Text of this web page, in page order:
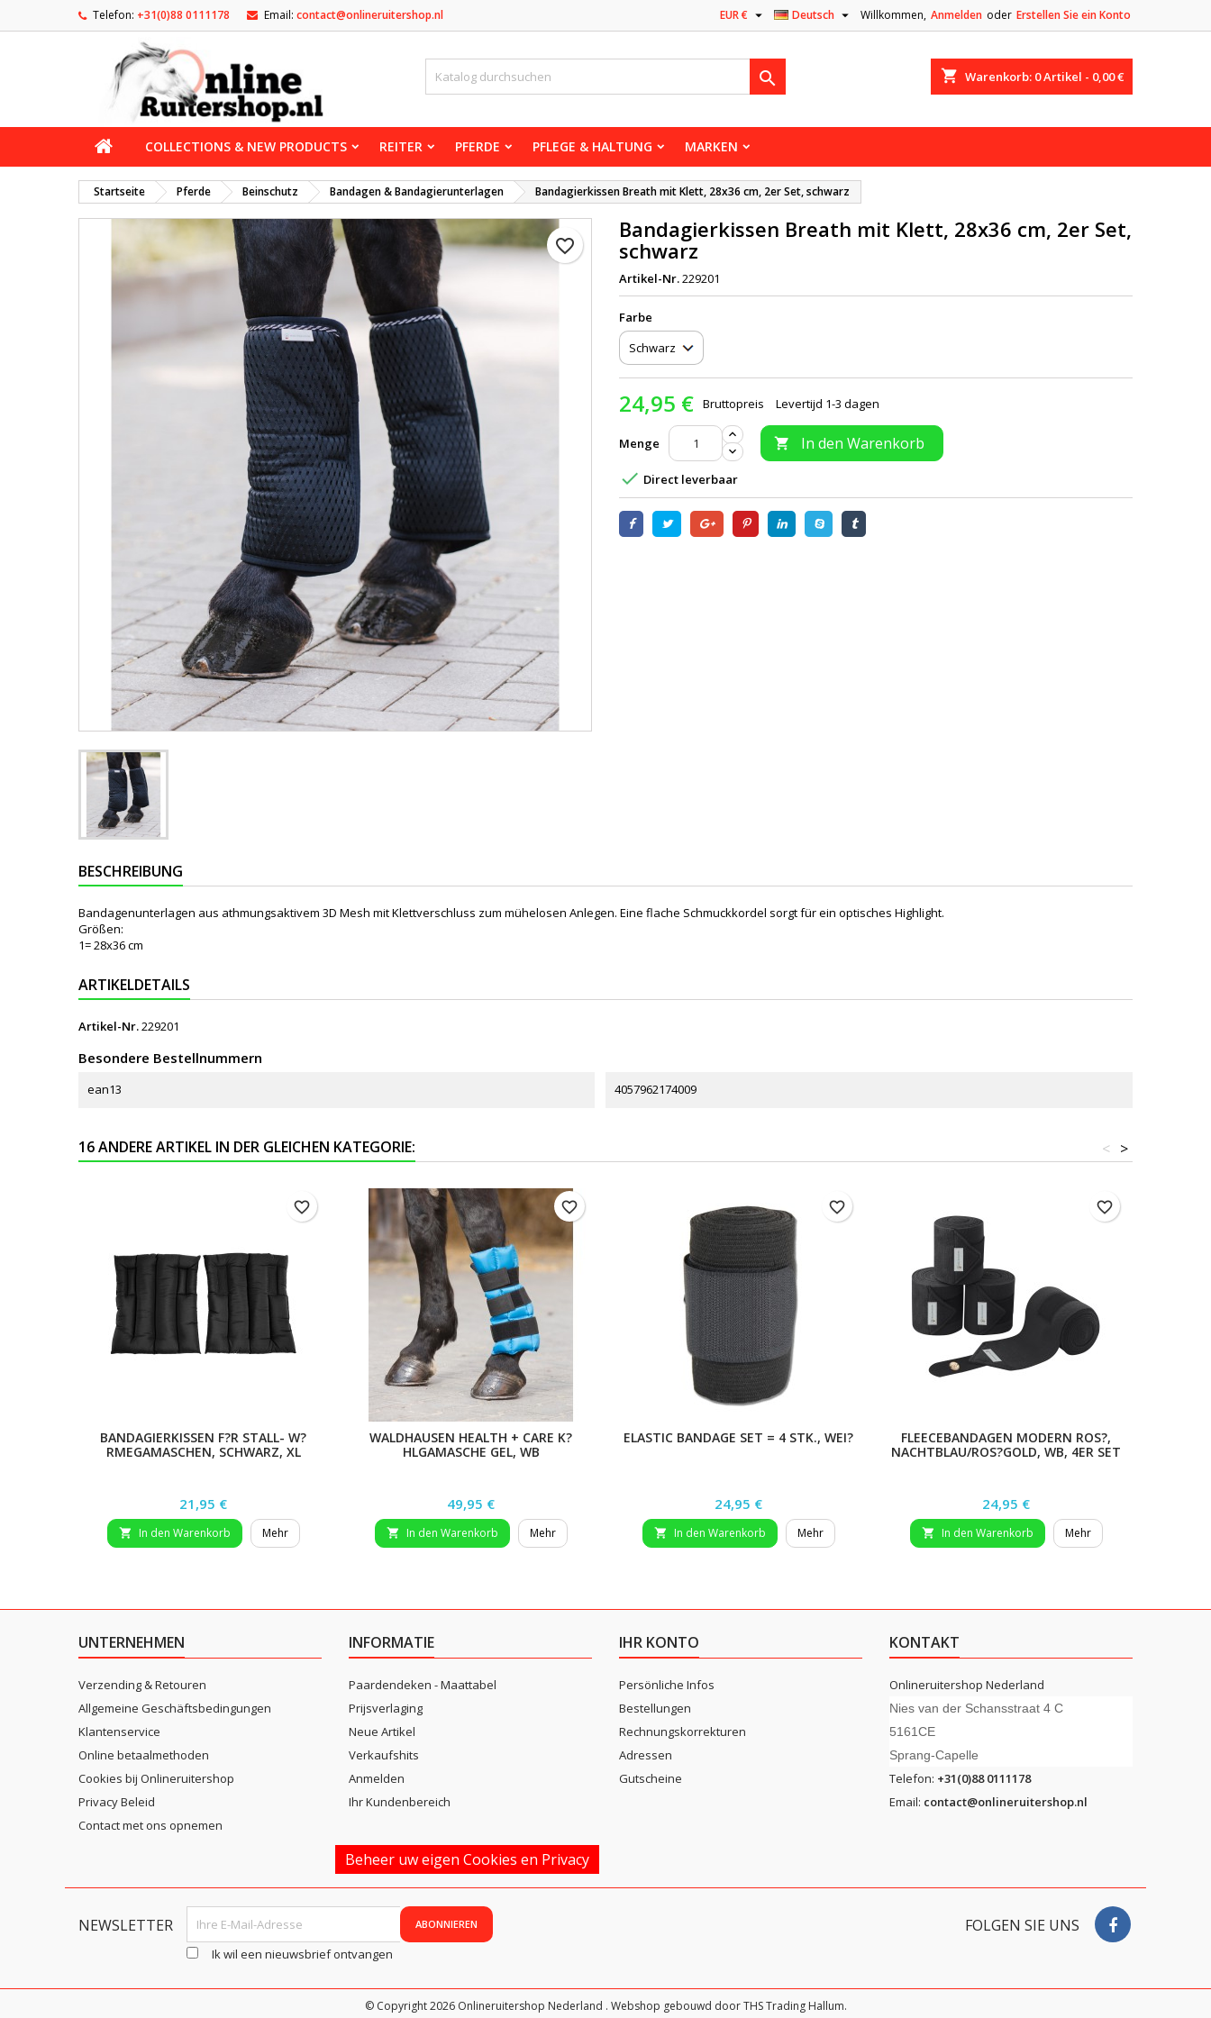
Telefon: +31(0)88 0111178 Email: contact@onlineruitershop.nl Willkommen, Anmelden oder Erstellen Sie ein Konto
Deutsch 
EUR € 
shopping_cart Warenkorb: 0Artikel - 0,00 €

COLLECTIONS & NEW PRODUCTS REITER PFERDE PFLEGE & HALTUNG MARKEN
Startseite Pferde Beinschutz Bandagen & Bandagierunterlagen Bandagierkissen Breath mit Klett, 28x36 cm, 2er Set, schwarz
favorite_border
Bandagierkissen Breath mit Klett, 28x36 cm, 2er Set,
schwarz
Artikel-Nr.229201
Farbe
24,95 € Bruttopreis Levertijd 1-3 dagen
Menge  In den Warenkorb
 Direct leverbaar
BESCHREIBUNG
Bandagenunterlagen aus athmungsaktivem 3D Mesh mit Klettverschluss zum mühelosen Anlegen. Eine flache Schmuckkordel sorgt für ein optisches Highlight.
Größen:
1= 28x36 cm
ARTIKELDETAILS
Artikel-Nr.229201
Besondere Bestellnummern
ean13 4057962174009
16 ANDERE ARTIKEL IN DER GLEICHEN KATEGORIE: >
<
BANDAGIERKISSEN F?R STALL- W?
RMEGAMASCHEN, SCHWARZ, XL
Preis
21,95 €
 In den Warenkorb Mehr
favorite_border
WALDHAUSEN HEALTH + CARE K?
HLGAMASCHE GEL, WB
Preis
49,95 €
 In den Warenkorb Mehr
favorite_border
ELASTIC BANDAGE SET = 4 STK., WEI?
Preis
24,95 €
 In den Warenkorb Mehr
favorite_border
FLEECEBANDAGEN MODERN ROS?,
NACHTBLAU/ROS?GOLD, WB, 4ER SET
Preis
24,95 €
 In den Warenkorb Mehr
favorite_border
UNTERNEHMEN
Verzending & Retouren
Allgemeine Geschäftsbedingungen
Klantenservice
Online betaalmethoden
Cookies bij Onlineruitershop
Privacy Beleid
Contact met ons opnemen
INFORMATIE
Paardendeken - Maattabel
Prijsverlaging
Neue Artikel
Verkaufshits
Anmelden
Ihr Kundenbereich
IHR KONTO
Persönliche Infos
Bestellungen
Rechnungskorrekturen
Adressen
Gutscheine
KONTAKT
Onlineruitershop Nederland
Nies van der Schansstraat 4 C
5161CE
Sprang-Capelle
Telefon: +31(0)88 0111178
Email: contact@onlineruitershop.nl
Beheer uw eigen Cookies en Privacy
NEWSLETTER
Ik wil een nieuwsbrief ontvangen
FOLGEN SIE UNS
© Copyright 2026 Onlineruitershop Nederland . Webshop gebouwd door THS Trading Hallum.